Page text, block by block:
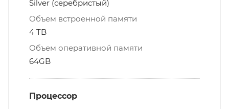
Silver (серебристый)
Объем встроенной памяти
4 TB
Объем оперативной памяти
64GB
Процессор